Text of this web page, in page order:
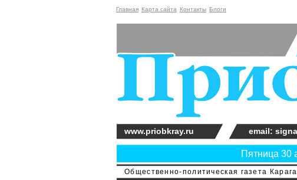
Главная Карта сайта Контакты Блоги
Общественно-политическая газета
Пятница 30
www.priobkray.ru email: